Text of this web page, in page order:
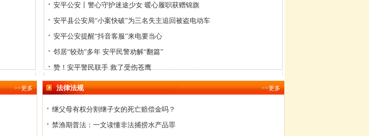
安平公安丨警心守护迷途少女 暖心履职获赠锦旗
安平县公安局“小案快破”为三名失主追回被盗电动车
安平公安提醒“抖音客服”来电要当心
邻居“较劲”多年 安平民警劝解“翻篇”
赞！安平警民联手 救了受伤苍鹰
>>更多 法律法规 >>更多
继父母有权分割继子女的死亡赔偿金吗？
禁渔期普法：一文读懂非法捕捞水产品罪